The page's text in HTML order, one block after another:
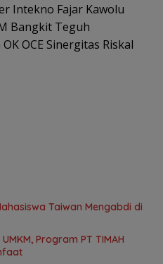
Intekno Fajar Kawolu
Bangkit Teguh
OCE Sinergitas Riskal
Taiwan Mengabdi di
Program PT TIMAH